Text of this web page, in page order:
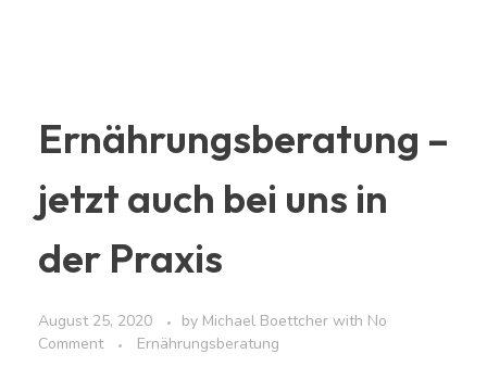
Ernährungsberatung –
jetzt auch bei uns in
der Praxis
August 25, 2020 by Michael Boettcher with No
Comment
Ernährungsberatung